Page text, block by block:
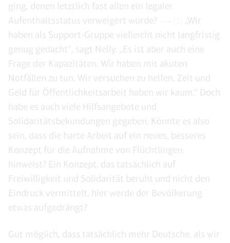
ging, denen letztlich fast allen ein legaler
Aufenthaltsstatus verweigert wurde?
„Wir
haben als Support-Gruppe vielleicht nicht langfristig
genug gedacht“, sagt Nelly. „Es ist aber auch eine
Frage der Kapazitäten. Wir haben mit akuten
Notfällen zu tun. Wir versuchen zu helfen. Zeit und
Geld für Öffentlichkeitsarbeit haben wir kaum.“ Doch
habe es auch viele Hilfsangebote und
Solidaritätsbekundungen gegeben. Könnte es also
sein, dass die harte Arbeit auf ein neues, besseres
Konzept für die Aufnahme von Flüchtlingen
hinweist? Ein Konzept, das tatsächlich auf
Freiwilligkeit und Solidarität beruht und nicht den
Eindruck vermittelt, hier werde der Bevölkerung
etwas aufgedrängt?
Gut möglich, dass tatsächlich mehr Deutsche, als wir